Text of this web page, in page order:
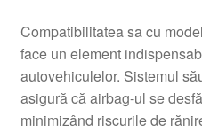
Plățile
Politică de confidențialitate
Compatibilitatea sa cu
face un element
autovehiculelor. Sistemul
asigură că airbag-ul se
minimizând riscurile de